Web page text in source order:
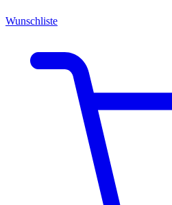
Wunschliste